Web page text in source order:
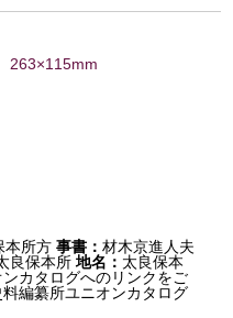
263×115mm
本所方 事書：材木京進人夫
良保本所 地名： 太良保本
ンカタログへのリンクをご
料編纂所ユニオンカタログ